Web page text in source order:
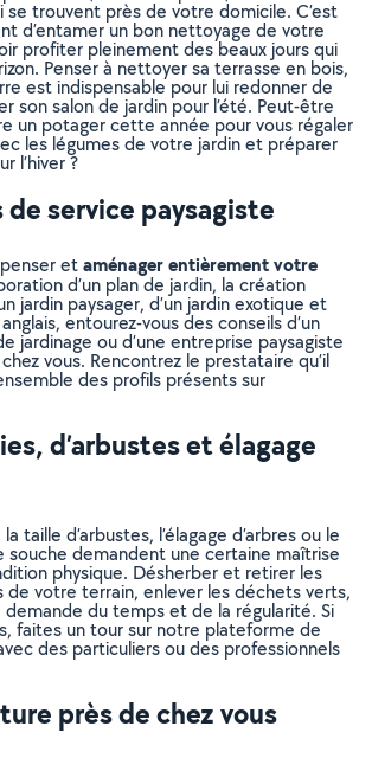
se trouvent près de votre domicile. C’est
d’entamer un bon nettoyage de votre
profiter pleinement des beaux jours qui
Penser à nettoyer sa terrasse en bois,
est indispensable pour lui redonner de
son salon de jardin pour l’été. Peut-être
un potager cette année pour vous régaler
les légumes de votre jardin et préparer
l’hiver ?
service paysagiste
etaménager entièrement votre
d’un plan de jardin, la création
jardin paysager, d’un jardin exotique et
entourez-vous des conseils d’un
jardinage ou d’une entreprise paysagiste
vous. Rencontrez le prestataire qu’il
des profils présents sur
d’arbustes et élagage
la taille d’arbustes, l’élagage d’arbres ou le
souche demandent une certaine maîtrise
physique. Désherber et retirer les
de votre terrain, enlever les déchets verts,
du temps et de la régularité. Si
faites un tour sur notre plateforme de
des particuliers ou des professionnels
près de chez vous